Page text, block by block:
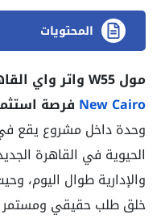
المحتويات
مول W55 واتر واي القاهرة الجديدة W55 Waterway
New Cairo فرصة
وحدة داخل مشروع يقع
الحيوية في القاهرة
والإدارية طوال اليوم،
خلق طلب حقيقي ومستمر